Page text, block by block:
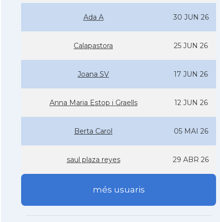
Ada A 30 JUN 26
Calapastora 25 JUN 26
Joana SV 17 JUN 26
Anna Maria Estop i Graells 12 JUN 26
Berta Carol 05 MAI 26
saul plaza reyes 29 ABR 26
més usuaris